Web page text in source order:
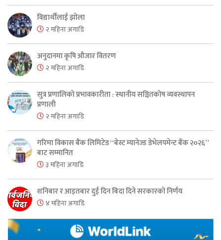
विद्यार्थीलाई झोला
२ महिना अगाडि
अनुदानमा कृषि औजार वितरण
२ महिना अगाडि
सुत्र प्रणालिको प्रभावकारीता : स्थानीय सञ्चितकोष व्यवस्थापन
प्रणाली
२ महिना अगाडि
गरिमा विकास बैंक लिमिटेड “बेस्ट म्यानेज्ड डेभेलपमेन्ट बैंक २०२६”
बाट सम्मानित
३ महिना अगाडि
शनिबार र आइतबार दुई दिन बिदा दिने सरकारको निर्णय
४ महिना अगाडि